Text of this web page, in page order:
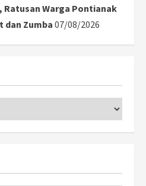
Ratusan Warga Pontianak
dan Zumba 07/08/2026